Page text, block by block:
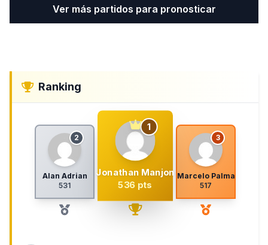
Ver más partidos para pronosticar
Ranking
2
Alan Adrian
531
1
Jonathan Manjon
536 pts
3
Marcelo Palma
517